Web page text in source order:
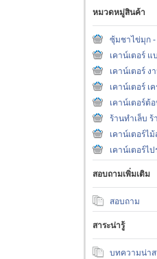
หมวดหมู่สินค้า
ซุ้มชาไข่มุก
เคาน์เตอร์ แ
เคาน์เตอร์
เคาน์เตอร์ เ
เคาน์เตอร์ต้
ร้านทำเล็บ ร้
เคาน์เตอร์ไ
เคาน์เตอร์ไ
สอบถามเพิ่มเติม
สอบถาม
สาระน่ารู้
บทความน่าส